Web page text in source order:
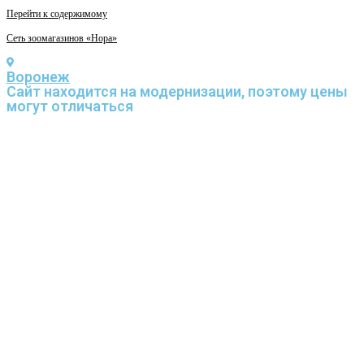
Перейти к содержимому
Сеть зоомагазинов «Нора»
Воронеж
Cайт находится на модернизации, поэтому цены
могут отличаться